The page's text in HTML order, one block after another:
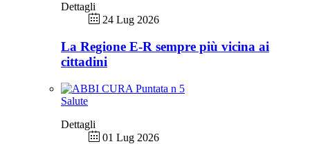
Dettagli
24 Lug 2026
La Regione E-R sempre più vicina ai
cittadini
Salute
Dettagli
01 Lug 2026